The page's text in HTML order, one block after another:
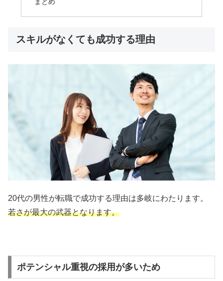
まとめ
スキルがなくても成功する理由
20代の男性が転職で成功する理由は多岐にわたります。
若さが最大の武器となります。
ポテンシャル重視の採用が多いため